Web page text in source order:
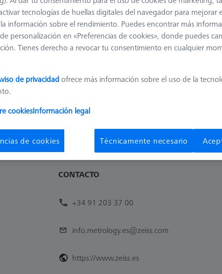
Qué triste.
productos que ofrecer. Pruebe a restablecer
que haya establecido.
Eliminar el último filtro
CONTACTO
+34 91 203 37 00
info.metrology.es@zeiss.com
https://www.zeiss.es
tecnologías de huellas digitales del navegador para mejorar
información sobre el rendimiento. Puedes encontrar más
personalización en «Preferencias de cookies», donde puedes
Tienes derecho a revocar tu consentimiento en cualquier
de privacidadofrece más información sobre el uso de la
cookiesInformación legal
de cookies Técnicamente necesario